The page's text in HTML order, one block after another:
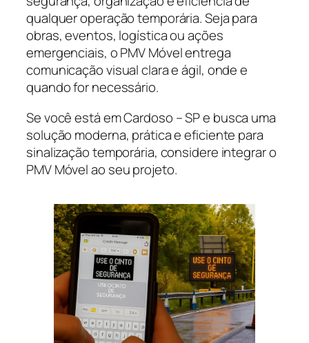
qualquer operação temporária. Seja para
obras, eventos, logística ou ações
emergenciais, o PMV Móvel entrega
comunicação visual clara e ágil, onde e
quando for necessário.
Se você está em Cardoso – SP e busca uma
solução moderna, prática e eficiente para
sinalização temporária, considere integrar o
PMV Móvel ao seu projeto.